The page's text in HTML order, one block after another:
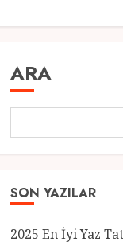
ARA
SON YAZILAR
2025 En İyi Yaz